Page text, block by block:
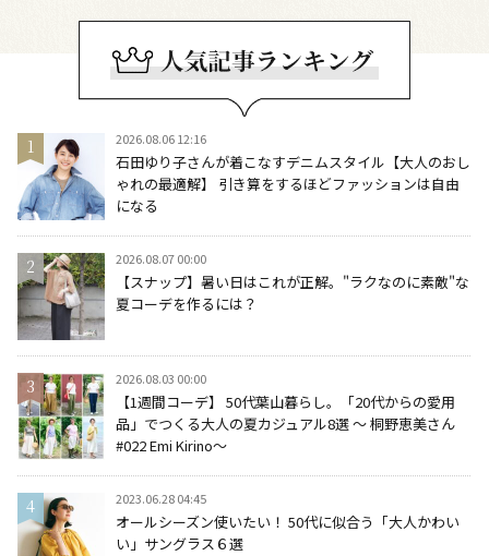
2026.08.06 12:16
石田ゆり子さんが着こなすデニムスタイル【大人のおし
ゃれの最適解】 引き算をするほどファッションは自由
になる
2026.08.07 00:00
【スナップ】暑い日はこれが正解。"ラクなのに素敵"な
夏コーデを作るには？
2026.08.03 00:00
【1週間コーデ】 50代葉山暮らし。「20代からの愛用
品」でつくる大人の夏カジュアル8選 ～ 桐野恵美さん
#022 Emi Kirino～
2023.06.28 04:45
オールシーズン使いたい！ 50代に似合う「大人かわい
い」サングラス６選